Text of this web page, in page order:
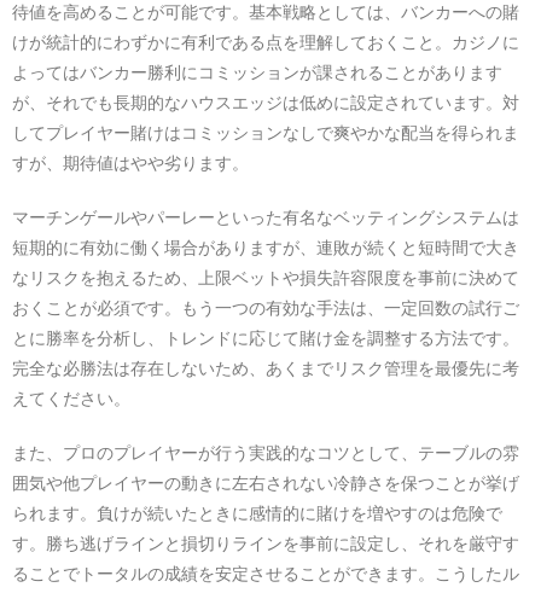
待値を高めることが可能です。基本戦略としては、バンカーへの賭
けが統計的にわずかに有利である点を理解しておくこと。カジノに
よってはバンカー勝利にコミッションが課されることがあります
が、それでも長期的なハウスエッジは低めに設定されています。対
してプレイヤー賭けはコミッションなしで爽やかな配当を得られま
すが、期待値はやや劣ります。
マーチンゲールやパーレーといった有名なベッティングシステムは
短期的に有効に働く場合がありますが、連敗が続くと短時間で大き
なリスクを抱えるため、上限ベットや損失許容限度を事前に決めて
おくことが必須です。もう一つの有効な手法は、一定回数の試行ご
とに勝率を分析し、トレンドに応じて賭け金を調整する方法です。
完全な必勝法は存在しないため、あくまでリスク管理を最優先に考
えてください。
また、プロのプレイヤーが行う実践的なコツとして、テーブルの雰
囲気や他プレイヤーの動きに左右されない冷静さを保つことが挙げ
られます。負けが続いたときに感情的に賭けを増やすのは危険で
す。勝ち逃げラインと損切りラインを事前に設定し、それを厳守す
ることでトータルの成績を安定させることができます。こうしたル